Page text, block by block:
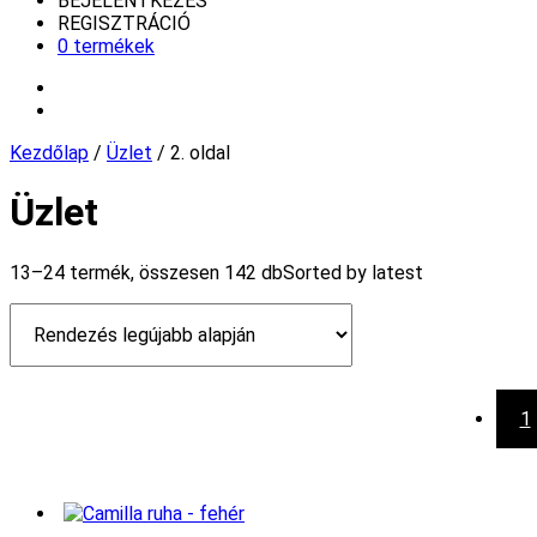
REGISZTRÁCIÓ
0 termékek
Kezdőlap / Üzlet / 2. oldal
Üzlet
13–24 termék, összesen 142 dbSorted by latest
1